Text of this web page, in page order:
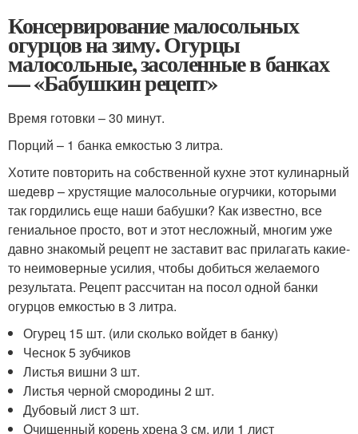
Консервирование малосольных
огурцов на зиму. Огурцы
малосольные, засоленные в банках
— «Бабушкин рецепт»
Время готовки – 30 минут.
Порций – 1 банка емкостью 3 литра.
Хотите повторить на собственной кухне этот кулинарный
шедевр – хрустящие малосольные огурчики, которыми
так гордились еще наши бабушки? Как известно, все
гениальное просто, вот и этот несложный, многим уже
давно знакомый рецепт не заставит вас прилагать какие-
то неимоверные усилия, чтобы добиться желаемого
результата. Рецепт рассчитан на посол одной банки
огурцов емкостью в 3 литра.
Огурец 15 шт. (или сколько войдет в банку)
Чеснок 5 зубчиков
Листья вишни 3 шт.
Листья черной смородины 2 шт.
Дубовый лист 3 шт.
Очищенный корень хрена 3 см. или 1 лист